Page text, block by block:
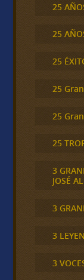
25
25
25
25
25
25
3
JOSÉ
3
3
3